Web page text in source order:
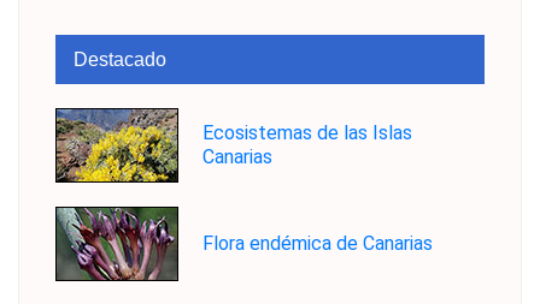
Destacado
Ecosistemas de las Islas
Canarias
Flora endémica de Canarias